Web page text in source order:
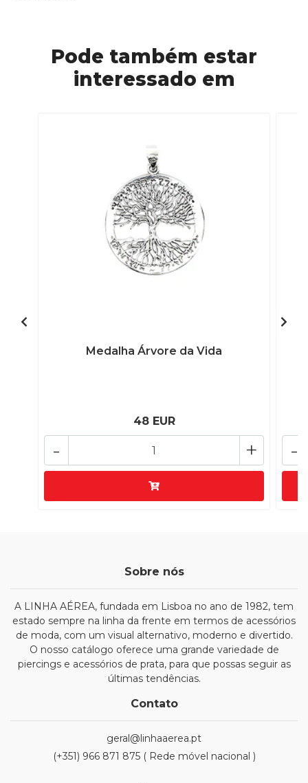
Pode também estar
interessado em
Medalha Árvore da Vida
48 EUR
+
- -
Sobre nós
A LINHA AÉREA, fundada em Lisboa no ano de 1982, tem
estado sempre na linha da frente em termos de acessórios
de moda, com um visual alternativo, moderno e divertido.
O nosso catálogo oferece uma grande variedade de
piercings e acessórios de prata, para que possas seguir as
últimas tendências.
Contato
geral@linhaaerea.pt
(+351) 966 871 875 ( Rede móvel nacional )